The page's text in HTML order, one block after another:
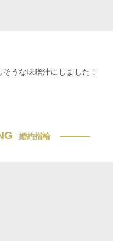
うな味噌汁にしました！
婚約指輪